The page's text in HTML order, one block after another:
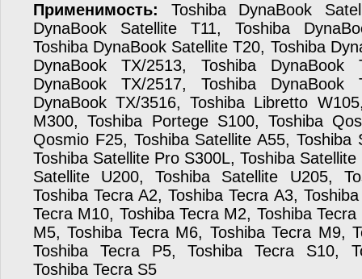
Применимость: Toshiba DynaBook
DynaBook Satellite T11, Toshiba
Toshiba DynaBook Satellite T20, Toshiba
DynaBook TX/2513, Toshiba DynaBook
DynaBook TX/2517, Toshiba DynaBook
DynaBook TX/3516, Toshiba Libretto
M300, Toshiba Portege S100, Toshiba
Qosmio F25, Toshiba Satellite A55, Toshiba
Toshiba Satellite Pro S300L, Toshiba
Satellite U200, Toshiba Satellite U205,
Toshiba Tecra A2, Toshiba Tecra A3,
Tecra M10, Toshiba Tecra M2, Toshiba
M5, Toshiba Tecra M6, Toshiba Tecra M9,
Toshiba Tecra P5, Toshiba Tecra S10,
Toshiba Tecra S5